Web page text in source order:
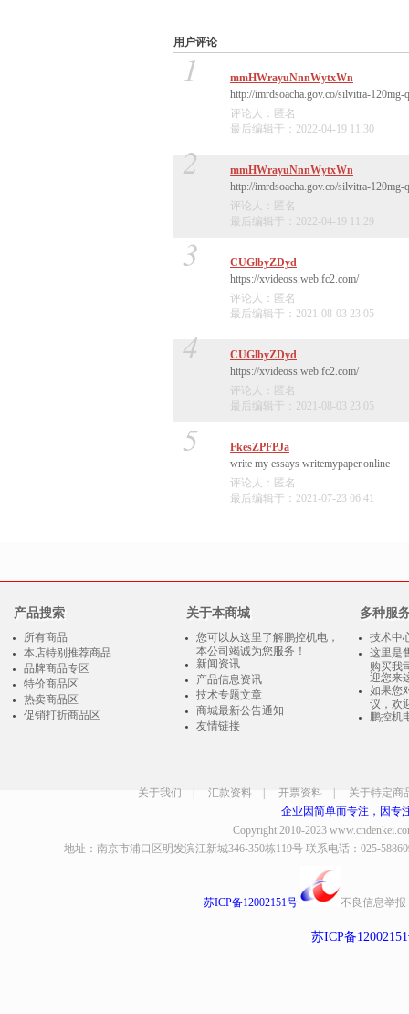
用户评论
1
mmHWrayuNnnWytxWn
http://imrdsoacha.gov.co/silvitra-120mg-
评论人：匿名
最后编辑于：2022-04-19 11:30
2
mmHWrayuNnnWytxWn
http://imrdsoacha.gov.co/silvitra-120mg-
评论人：匿名
最后编辑于：2022-04-19 11:29
3
CUGlbyZDyd
https://xvideoss.web.fc2.com/
评论人：匿名
最后编辑于：2021-08-03 23:05
4
CUGlbyZDyd
https://xvideoss.web.fc2.com/
评论人：匿名
最后编辑于：2021-08-03 23:05
5
FkesZPFPJa
write my essays writemypaper.online
评论人：匿名
最后编辑于：2021-07-23 06:41
产品搜索
所有商品
本店特别推荐商品
品牌商品专区
特价商品区
热卖商品区
促销打折商品区
关于本商城
您可以从这里了解鹏控机电，
本公司竭诚为您服务！
新闻资讯
产品信息资讯
技术专题文章
商城最新公告通知
友情链接
多种服
技术中
这里是
购买我
迎您来
如果您
议，欢
鹏控机
关于我们 汇款资料 开票资料
关于特定商
企业因简单而专注，因专
Copyright 2010-2023
地址：南京市浦口区明发滨江新城346-350栋119号 联系电话：025-
苏ICP备12002151号 不良信息举报
苏ICP备